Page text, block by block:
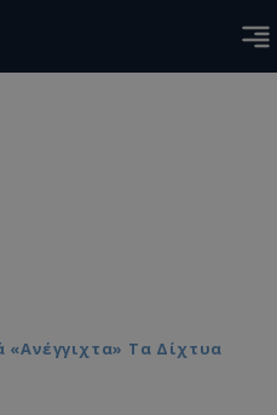
«ανέγγιχτα» Τα Δίχτυα